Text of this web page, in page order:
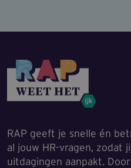
RAP geeft je snelle én
al jouw HR-vragen, zodat
uitdagingen aanpakt.